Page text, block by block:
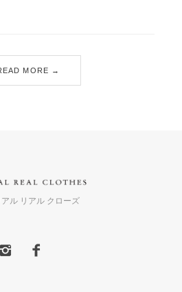
MORE →
ル リアル クローズ